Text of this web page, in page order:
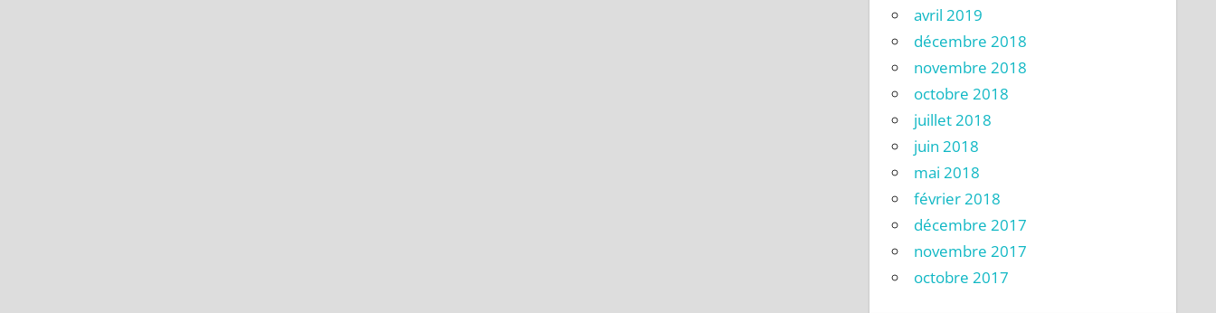
avril 2019
décembre 2018
novembre 2018
octobre 2018
juillet 2018
juin 2018
mai 2018
février 2018
décembre 2017
novembre 2017
octobre 2017